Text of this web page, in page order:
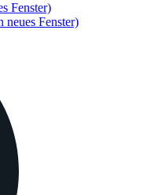
Fenster)
Fenster)